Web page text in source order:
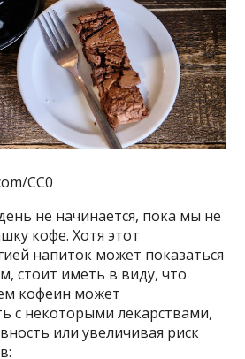
CC0
не начинается, пока мы не
кофе. Хотя этот
напиток может показаться
стоит иметь в виду, что
кофеин может
с некоторыми лекарствами,
или увеличивая риск